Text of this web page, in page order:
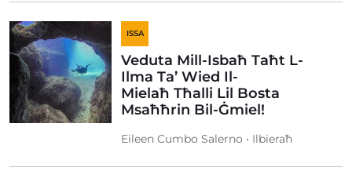
ISSA
Veduta Mill-Isbaħ Taħt L-
Ilma Ta’ Wied Il-
Mielaħ Tħalli Lil Bosta
Msaħħrin Bil-Ġmiel!
Eileen Cumbo Salerno • Ilbieraħ